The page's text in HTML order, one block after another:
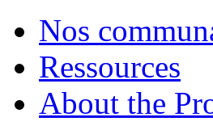
Nos
Ressources
About the